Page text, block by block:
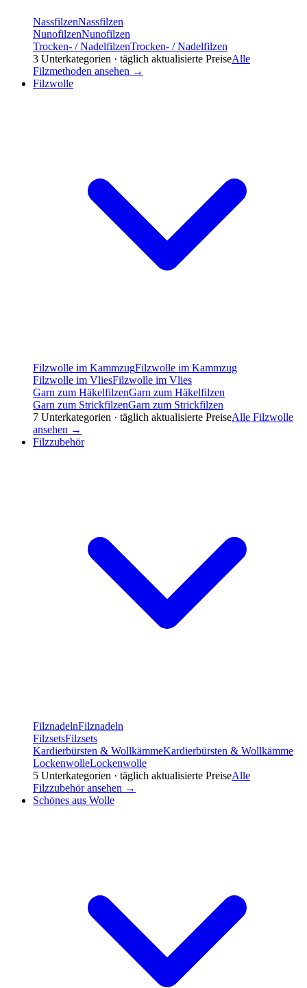
NassfilzenNassfilzen
NunofilzenNunofilzen
Trocken- / NadelfilzenTrocken- / Nadelfilzen
3 Unterkategorien · täglich aktualisierte PreiseAlle
Filzmethoden ansehen →
Filzwolle
Filzwolle im KammzugFilzwolle im Kammzug
Filzwolle im VliesFilzwolle im Vlies
Garn zum HäkelfilzenGarn zum Häkelfilzen
Garn zum StrickfilzenGarn zum Strickfilzen
7 Unterkategorien · täglich aktualisierte PreiseAlle Filzwolle
ansehen →
Filzzubehör
FilznadelnFilznadeln
FilzsetsFilzsets
Kardierbürsten & WollkämmeKardierbürsten & Wollkämme
LockenwolleLockenwolle
5 Unterkategorien · täglich aktualisierte PreiseAlle
Filzzubehöransehen →
Schönes aus Wolle